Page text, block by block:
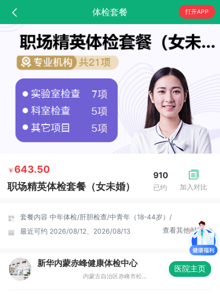
体检套餐 打开APP
加入对比
910
已约
￥ 643.50
职场精英体检套餐（女未婚）
套餐内容 中年体检/肝胆检查/中青年（18-44岁）/
最近可约 2026/08/12、2026/08/13 查看其他时间
新华内蒙赤峰健康体检中心
内蒙古自治区赤峰市松山区恒茂大厦商务中心（北门）四层01041
医院主页